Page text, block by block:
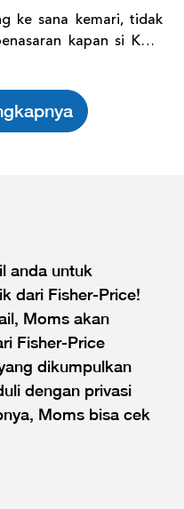
ke sana kemari, tidak
kapan si Kecil
anda untuk
dari Fisher-Price!
Moms akan
Fisher-Price
dikumpulkan
dengan privasi
Moms bisa cek